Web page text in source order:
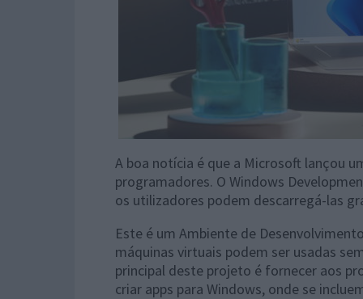
A boa notícia é que a Microsoft lançou
programadores. O Windows
os utilizadores podem descarregá-las
Este é um Ambiente de
máquinas virtuais podem ser usadas
principal deste projeto é fornecer aos
criar apps para Windows, onde se